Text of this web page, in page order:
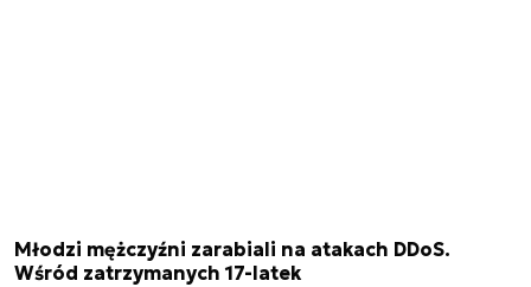
Młodzi mężczyźni zarabiali na atakach DDoS.
Wśród zatrzymanych 17-latek